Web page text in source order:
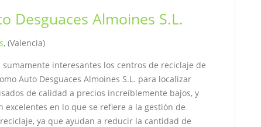
Desguaces Almoines S.L.
, (Valencia)
sumamente interesantes los centros de reciclaje de
Auto Desguaces Almoines S.L. para localizar
de calidad a precios increíblemente bajos, y
excelentes en lo que se refiere a la gestión de
ya que ayudan a reducir la cantidad de